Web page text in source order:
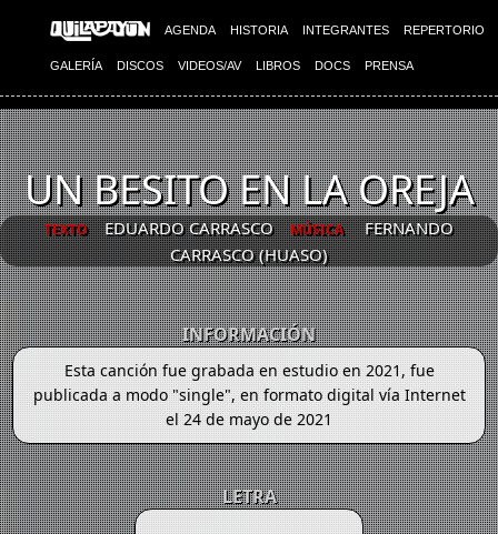
AGENDA HISTORIA INTEGRANTES REPERTORIO
GALERÍA DISCOS VIDEOS/AV LIBROS DOCS PRENSA
UN BESITO EN LA OREJA
TEXTO EDUARDO CARRASCO MÚSICA
FERNANDO
CARRASCO (HUASO)
INFORMACIÓN
Esta canción fue grabada en estudio en 2021, fue
publicada a modo "single", en formato digital vía Internet
el 24 de mayo de 2021
LETRA